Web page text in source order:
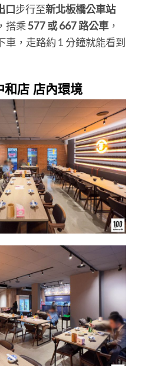
口步行至新北板橋公車站
搭乘577 或 667 路公車，
車，走路約 1 分鐘就能看到
和店 店內環境